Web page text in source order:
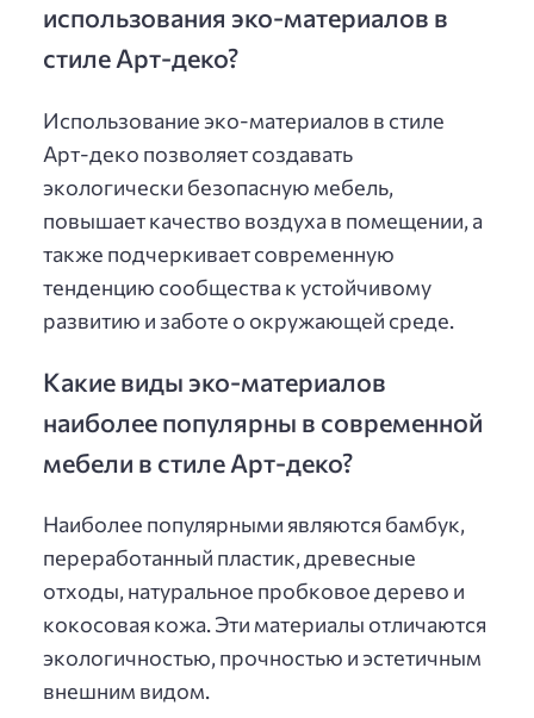
использования эко-материалов в
стиле Арт-деко?
Использование эко-материалов в стиле
Арт-деко позволяет создавать
экологически безопасную мебель,
повышает качество воздуха в помещении, а
также подчеркивает современную
тенденцию сообщества к устойчивому
развитию и заботе о окружающей среде.
Какие виды эко-материалов
наиболее популярны в современной
мебели в стиле Арт-деко?
Наиболее популярными являются бамбук,
переработанный пластик, древесные
отходы, натуральное пробковое дерево и
кокосовая кожа. Эти материалы отличаются
экологичностью, прочностью и эстетичным
внешним видом.